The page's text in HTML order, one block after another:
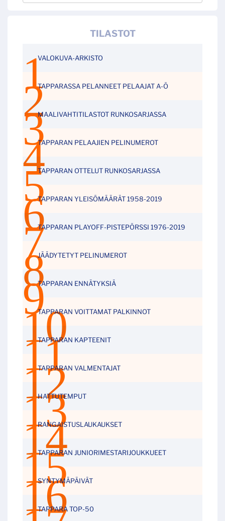
TILASTOT
VALOKUVA-ARKISTO
TAPPARASSA PELANNEET PELAAJAT A-Ö
MAALIVAHTITILASTOT RUNKOSARJASSA
TAPPARAN PELAAJIEN PELINUMEROT
TAPPARAN OTTELUT RUNKOSARJASSA
TAPPARAN YLEISÖMÄÄRÄT 1958-2019
TAPPARAN PLAYOFF-PISTEPÖRSSI 1976-2019
JÄÄDYTETYT PELINUMEROT
TAPPARAN ENNÄTYKSIÄ
TAPPARAN VOITTAMAT PALKINNOT
TAPPARAN KAPTEENIT
TAPPARAN VALMENTAJAT
HATTUTEMPUT
RANGAISTUSLAUKAUKSET
TAPPARAN JUNIORIMESTARIJOUKKUEET
SYNTYMÄPÄIVÄT
TAPPARA TOP-50